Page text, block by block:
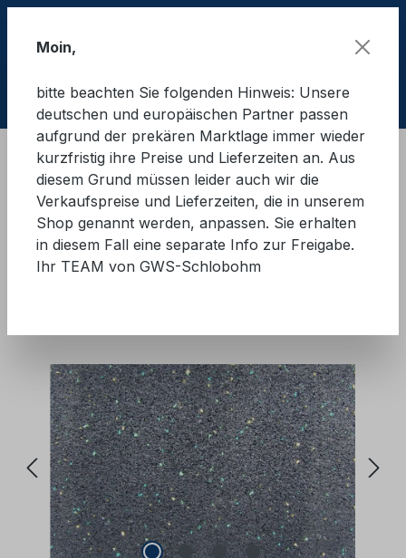
Ladungssicherung Straße
Antirutschmatten und rutschhemmende Unterlagen
Gummigranulat
GWS®-Antirutschmatte für
Bildergalerie überspringen
Moin,
bitte beachten Sie folgenden Hinweis: Unsere
deutschen und europäischen Partner passen
aufgrund der prekären Marktlage immer wieder
kurzfristig ihre Preise und Lieferzeiten an. Aus
diesem Grund müssen leider auch wir die
Verkaufspreise und Lieferzeiten, die in unserem
Shop genannt werden, anpassen. Sie erhalten
in diesem Fall eine separate Info zur Freigabe.
Ihr TEAM von GWS-Schlobohm